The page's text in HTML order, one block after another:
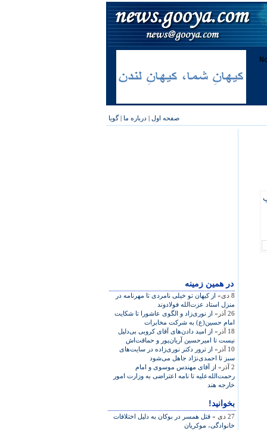
صفحه اول | درباره ما |گویا
در همين زمينه
8 دی»
از کيهان تو خيلی نامردی تا مهرنامه در
منزل استاد عزت‌الله فولادوند
26 آذر»
از نوری‌زاد و الگوی‌ عاشورا تا شکايت
امام حسين(ع) به شرکت مخابرات
18 آذر»
از اميد دادن‌های آقای کروبی بی‌دليل
نيست تا اميرحسين آريان‌پور و حماقت‌اش
10 آذر»
از ترور دکتر نوری‌زاده در سايت‌های
سبز تا احمدی‌نژاد جاهل می‌شود
2 آذر»
از آقای مهندس موسوی و امام
رحمت‌الله‌عليه تا نامه اعتراضی به وزارت امور
خارجه هند
بخوانید!
27 دی »
قتل همسر در بوکان به دليل اختلافات
خانوادگی، موکريان